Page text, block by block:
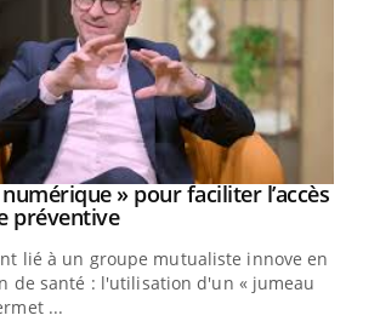
» pour faciliter l’accès
préventiveYoutube
lié à un groupe mutualiste innove en
de santé : l'utilisation d'un « jumeau
...